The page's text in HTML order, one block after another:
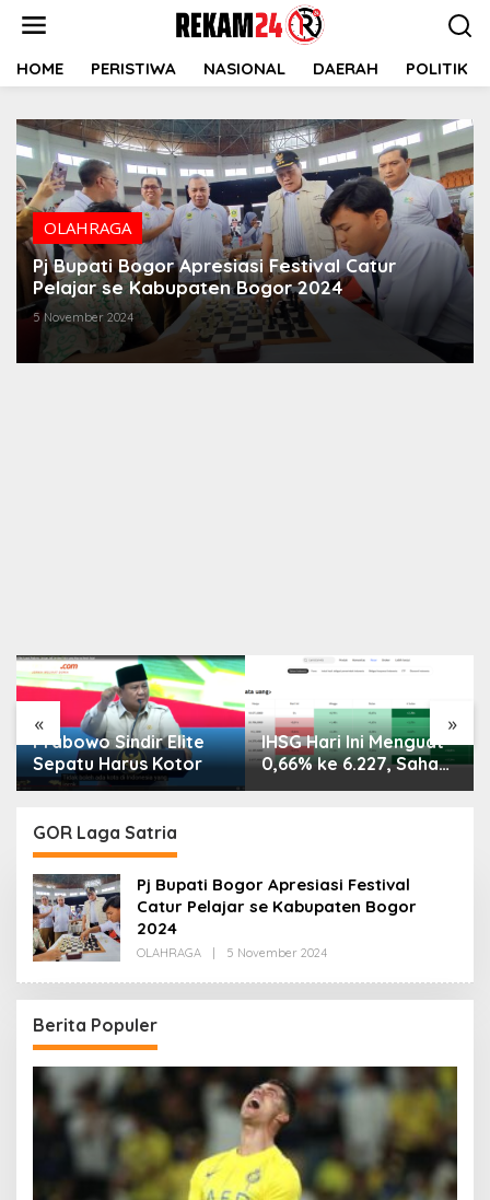
HOME PERISTIWA NASIONAL DAERAH POLITIK
OLAHRAGA
Pj Bupati Bogor Apresiasi Festival Catur
Pelajar se Kabupaten Bogor 2024
5 November 2024
« »
Prabowo Sindir Elite
Sepatu Harus Kotor
IHSG Hari Ini Menguat
0,66% ke 6.227, Saham
GOR Laga Satria
Pj Bupati Bogor Apresiasi Festival
Catur Pelajar se Kabupaten Bogor
2024
OLAHRAGA 5 November 2024Oleh
Berita Populer